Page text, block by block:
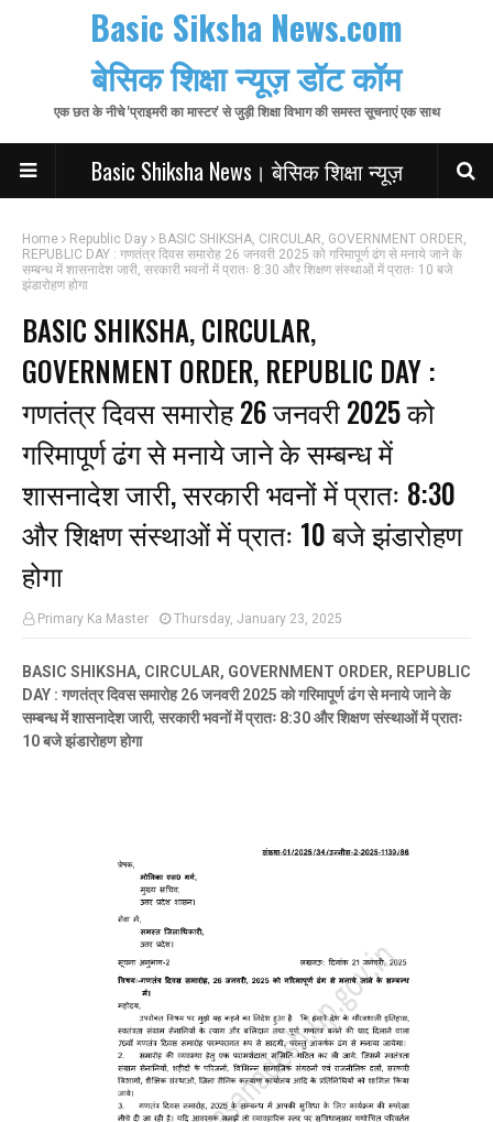
Basic Siksha News.com
बेसिक शिक्षा न्यूज़ डॉट कॉम
एक छत के नीचे 'प्राइमरी का मास्टर' से जुड़ी शिक्षा विभाग की समस्त सूचनाएं एक साथ
Basic Shiksha News। बेसिक शिक्षा न्यूज़
Home Republic Day
BASIC SHIKSHA, CIRCULAR, GOVERNMENT ORDER,
REPUBLIC DAY : गणतंत्र दिवस समारोह 26 जनवरी 2025 को गरिमापूर्ण ढंग से मनाये जाने के
सम्बन्ध में शासनादेश जारी, सरकारी भवनों में प्रातः 8:30 और शिक्षण संस्थाओं में प्रातः 10 बजे
झंडारोहण होगा
BASIC SHIKSHA, CIRCULAR,
GOVERNMENT ORDER, REPUBLIC DAY :
गणतंत्र दिवस समारोह 26 जनवरी 2025 को
गरिमापूर्ण ढंग से मनाये जाने के सम्बन्ध में
शासनादेश जारी, सरकारी भवनों में प्रातः 8:30
और शिक्षण संस्थाओं में प्रातः 10 बजे झंडारोहण
होगा
Primary Ka Master Thursday, January 23, 2025
BASIC SHIKSHA, CIRCULAR, GOVERNMENT ORDER, REPUBLIC
DAY : गणतंत्र दिवस समारोह 26 जनवरी 2025 को गरिमापूर्ण ढंग से मनाये जाने के
सम्बन्ध में शासनादेश जारी, सरकारी भवनों में प्रातः 8:30 और शिक्षण संस्थाओं में प्रातः
10 बजे झंडारोहण होगा